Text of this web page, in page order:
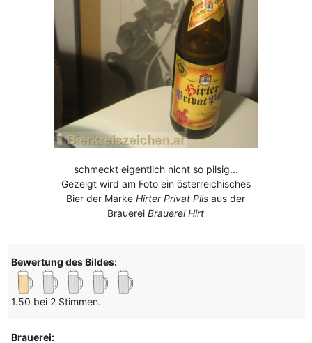
schmeckt eigentlich nicht so pilsig...
Gezeigt wird am Foto ein österreichisches
Bier der MarkeHirter Privat Pils aus der
BrauereiBrauerei Hirt
Bewertung des Bildes:
1.50 bei 2 Stimmen.
Brauerei: